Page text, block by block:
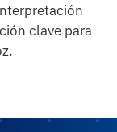
clave para